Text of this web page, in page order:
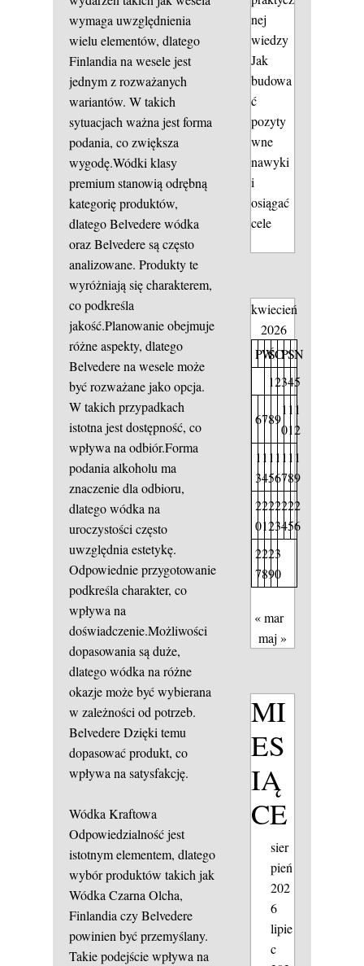
wymaga uwzględnienia
wielu elementów, dlatego
Finlandia na wesele jest
jednym z rozważanych
wariantów. W takich
sytuacjach ważna jest forma
podania, co zwiększa
wygodę.Wódki klasy
premium stanowią odrębną
kategorię produktów,
dlatego Belvedere wódka
oraz Belvedere są często
analizowane. Produkty te
wyróżniają się charakterem,
co podkreśla
jakość.Planowanie obejmuje
różne aspekty, dlatego
Belvedere na wesele może
być rozważane jako opcja.
W takich przypadkach
istotna jest dostępność, co
wpływa na odbiór.Forma
podania alkoholu ma
znaczenie dla odbioru,
dlatego wódka na
uroczystości często
uwzględnia estetykę.
Odpowiednie przygotowanie
podkreśla charakter, co
wpływa na
doświadczenie.Możliwości
dopasowania są duże,
dlatego wódka na różne
okazje może być wybierana
w zależności od potrzeb.
BelvedereDzięki temu
dopasować produkt, co
wpływa na satysfakcję.
Wódka Kraftowa
Odpowiedzialność jest
istotnym elementem, dlatego
wybór produktów takich jak
Wódka Czarna Olcha,
Finlandia czy Belvedere
powinien być przemyślany.
Takie podejście wpływa na
nej
wiedzy
Jak
budowa
ć
pozyty
wne
nawyki
i
osiągać
cele
kwiecień
2026
PW
ŚCPSN
12345
6789
1
0
1
1
1
2
1
3
1
4
1
5
1
6
1
7
1
8
1
9
2
0
2
1
2
2
2
3
2
4
2
5
2
6
2
7
2
8
2
9
3
0
« mar
maj »
MI
ES
IĄ
CE
sier
pień
202
6
lipie
c